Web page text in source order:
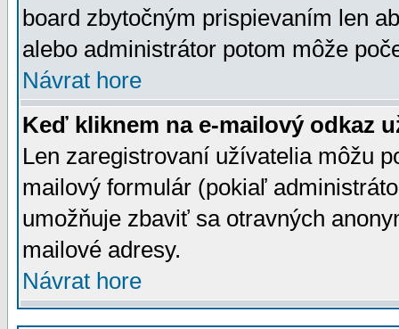
board zbytočným prispievaním len
alebo administrátor potom môže
Návrat hore
Keď kliknem na e-mailový odkaz
Len zaregistrovaní užívatelia môžu
mailový formulár (pokiaľ
umožňuje zbaviť sa otravných
mailové adresy.
Návrat hore